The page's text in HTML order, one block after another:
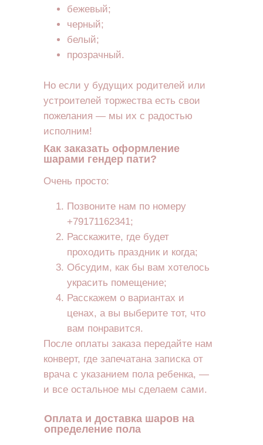
Как заказать оформление
шарами гендер пати?
Оплата и доставка шаров на
определение пола
бежевый;
черный;
белый;
прозрачный.
Но если у будущих родителей или
устроителей торжества есть свои
пожелания — мы их с радостью
исполним!
Очень просто:
Позвоните нам по номеру
+79171162341;
Расскажите, где будет
проходить праздник и когда;
Обсудим, как бы вам хотелось
украсить помещение;
Расскажем о вариантах и
ценах, а вы выберите тот, что
вам понравится.
После оплаты заказа передайте нам
конверт, где запечатана записка от
врача с указанием пола ребенка, —
и все остальное мы сделаем сами.